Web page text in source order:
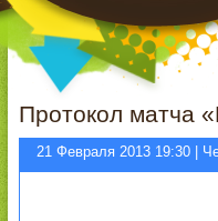
Протокол матча
21 Февраля 2013 19:30 |